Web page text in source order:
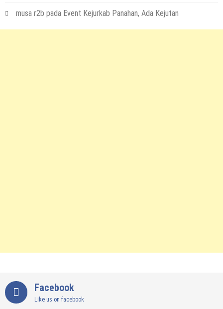
Dari 20 Ribu Orang
12 November 2021 bymusa r2b
musa r2b pada Event Kejurkab Panahan, Ada Kejutan
Facebook
Like us on facebook